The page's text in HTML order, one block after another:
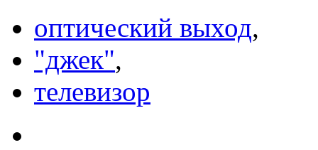
оптический выход,
"джек",
телевизор